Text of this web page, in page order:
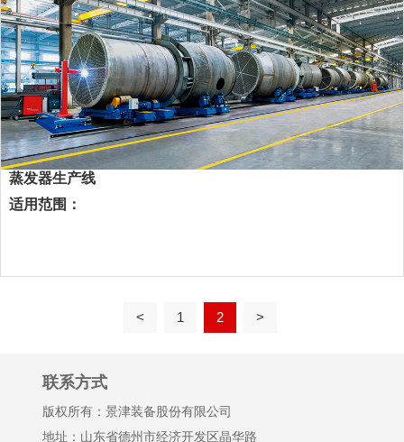
蒸发器生产线
适用范围：
< 1 2 >
联系方式
版权所有：景津装备股份有限公司
地址：山东省德州市经济开发区晶华路